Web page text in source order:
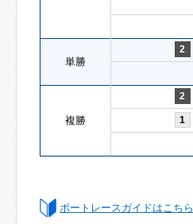
単勝
2
複勝
2
1
ボートレースガイドはこちら